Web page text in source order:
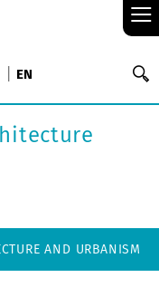
≡
EN
AND URBANISM